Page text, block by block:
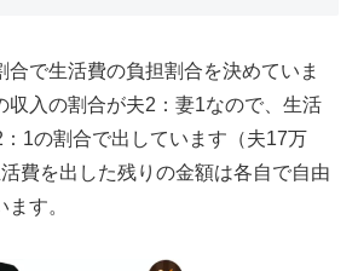
合で生活費の負担割合を決めていま
収入の割合が夫2：妻1なので、生活
1の割合で出しています（夫17万
費を出した残りの金額は各自で自由
す。